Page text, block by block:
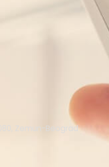
Zemun-Beograd